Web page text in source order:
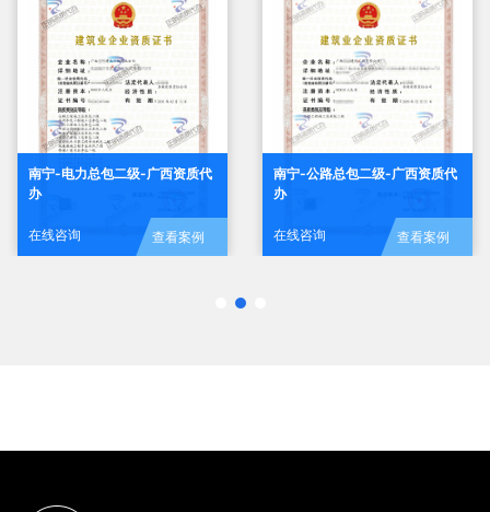
南宁-电力总包二级-广西资质代
办
在线咨询 查看案例
南宁-公路总包二级-广西资质代
办
在线咨询 查看案例